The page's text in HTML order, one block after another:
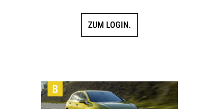
ZUM LOGIN.